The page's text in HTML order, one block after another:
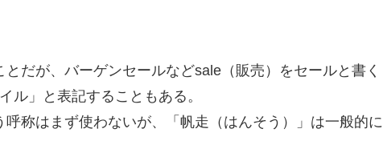
だが、バーゲンセールなどsale（販売）をセールと書く
ル」と表記することもある。
称はまず使わないが、「帆走（はんそう）」は一般的に